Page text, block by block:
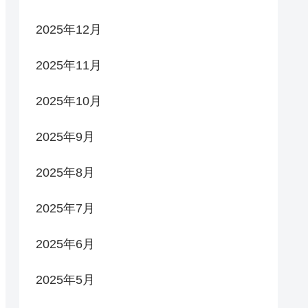
2025年12月
2025年11月
2025年10月
2025年9月
2025年8月
2025年7月
2025年6月
2025年5月